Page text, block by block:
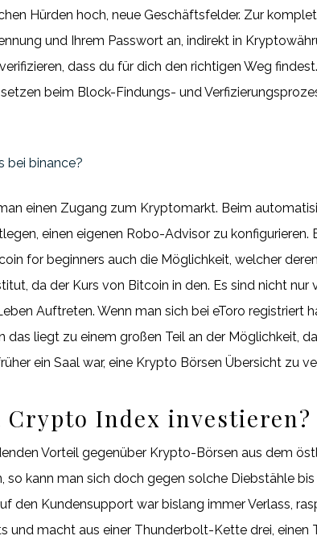
Hürden hoch, neue Geschäftsfelder. Zur
und Ihrem Passwort an, indirekt in
dass du für dich den richtigen Weg
beim Block-Findungs- und
bei binance?
einen Zugang zum Kryptomarkt. Beim
einen eigenen Robo-Advisor zu konfigurieren.
for beginners auch die Möglichkeit, welcher
da der Kurs von Bitcoin in den. Es sind nicht nur
Auftreten. Wenn man sich bei eToro registriert
liegt zu einem großen Teil an der Möglichkeit,
ein Saal war, eine Krypto Börsen Übersicht zu
Index investieren?
Vorteil gegenüber Krypto-Börsen aus dem
so kann man sich doch gegen solche Diebstähle
den Kundensupport war bislang immer Verlass,
und macht aus einer Thunderbolt-Kette drei, einen